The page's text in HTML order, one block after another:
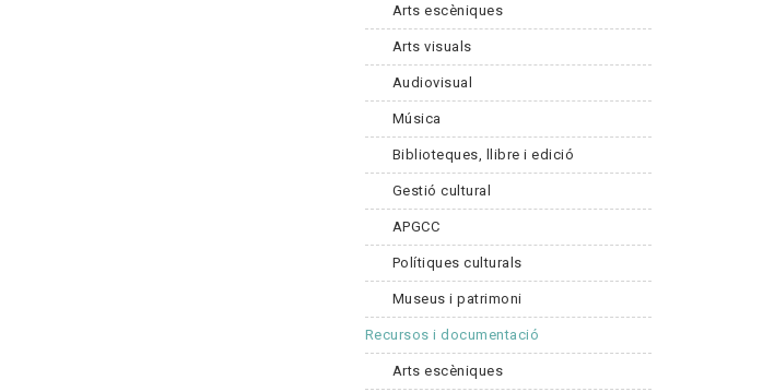
Arts escèniques
Arts visuals
Audiovisual
Música
Biblioteques, llibre i edició
Gestió cultural
APGCC
Polítiques culturals
Museus i patrimoni
Recursos i documentació
Arts escèniques